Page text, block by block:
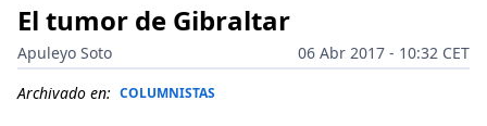
El tumor de Gibraltar
Apuleyo Soto
06 Abr 2017 - 10:32 CET
Archivado en: COLUMNISTAS